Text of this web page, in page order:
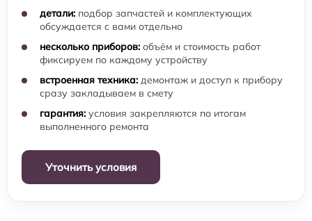
детали: подбор запчастей и комплектующих
обсуждается с вами отдельно
несколько приборов: объём и стоимость работ
фиксируем по каждому устройству
встроенная техника: демонтаж и доступ к прибору
сразу закладываем в смету
гарантия: условия закрепляются по итогам
выполненного ремонта
Уточнить условия